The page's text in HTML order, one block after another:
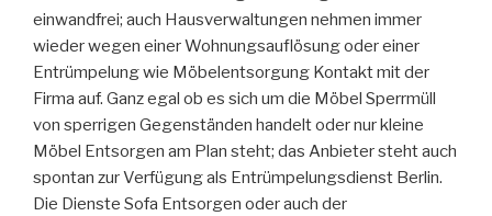
einwandfrei; auch Hausverwaltungen nehmen immer
wieder wegen einer Wohnungsauflösung oder einer
Entrümpelung wie Möbelentsorgung Kontakt mit der
Firma auf. Ganz egal ob es sich um die Möbel Sperrmüll
von sperrigen Gegenständen handelt oder nur kleine
Möbel Entsorgen am Plan steht; das Anbieter steht auch
spontan zur Verfügung als Entrümpelungsdienst Berlin.
Die Dienste Sofa Entsorgen oder auch der